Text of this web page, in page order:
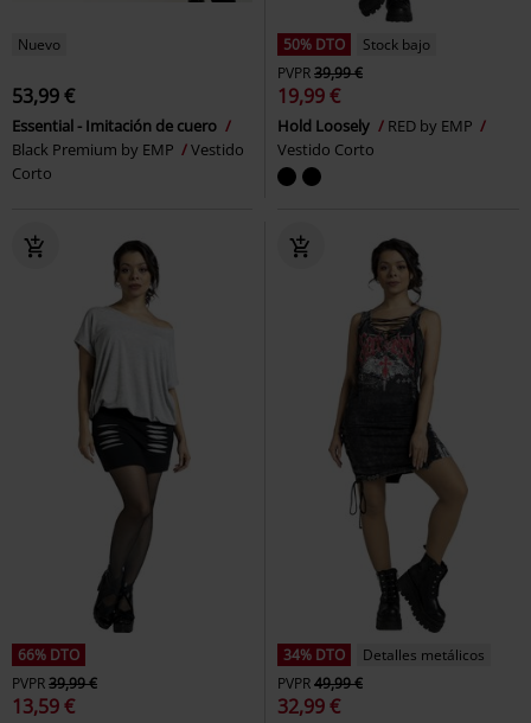
Nuevo
53,99 €
Essential - Imitación de cuero
Black Premium by EMP
Vestido
Corto
50% DTO
Stock bajo
PVPR39,99 €
19,99 €
Hold Loosely
RED by EMP
Vestido Corto
66% DTO
PVPR39,99 €
13,59 €
34% DTO
Detalles metálicos
PVPR49,99 €
32,99 €